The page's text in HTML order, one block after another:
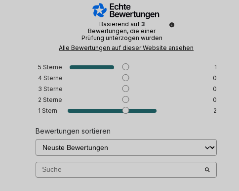
Basierend auf 3
Bewertungen, die einer
Prüfung unterzogen wurden
Alle Bewertungen auf dieser Website ansehen
5 Sterne
1
4 Sterne
0
3 Sterne
0
2 Sterne
0
1 Stern 2
Bewertungen sortieren